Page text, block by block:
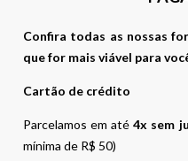
Confira todas as nossas
que for mais viável para
Cartão de crédito
Parcelamos em até4x sem
mínima de R$ 50)